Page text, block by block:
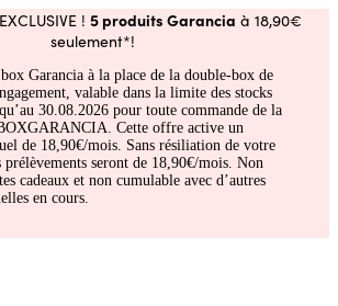
! 5 produits Garancia à 18,90€
seulement*!
Garancia à la place de la double-box de
valable dans la limite des stocks
30.08.2026 pour toute commande de la
Cette offre active un
de 18,90€/mois. Sans résiliation de votre
seront de 18,90€/mois. Non
cadeaux et non cumulable avec d’autres
en cours.